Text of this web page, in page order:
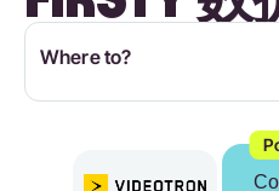
Where to?